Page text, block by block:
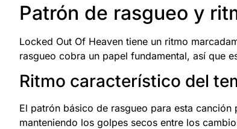
Patrón de rasgueo y
Locked Out Of Heaven tiene un ritmo
rasgueo cobra un papel fundamental, así que
Ritmo característico del
El patrón básico de rasgueo para esta
manteniendo los golpes secos entre los